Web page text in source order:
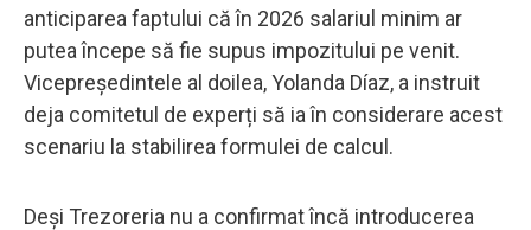
anticiparea faptului că în 2026 salariul minim ar
putea începe să fie supus impozitului pe venit.
Vicepreședintele al doilea, Yolanda Díaz, a instruit
deja comitetul de experți să ia în considerare acest
scenariu la stabilirea formulei de calcul.
Deși Trezoreria nu a confirmat încă introducerea